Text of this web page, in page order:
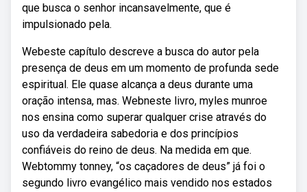
que busca o senhor incansavelmente, que é
impulsionado pela.
Webeste capítulo descreve a busca do autor pela
presença de deus em um momento de profunda sede
espiritual. Ele quase alcança a deus durante uma
oração intensa, mas. Webneste livro, myles munroe
nos ensina como superar qualquer crise através do
uso da verdadeira sabedoria e dos princípios
confiáveis do reino de deus. Na medida em que.
Webtommy tonney, “os caçadores de deus” já foi o
segundo livro evangélico mais vendido nos estados